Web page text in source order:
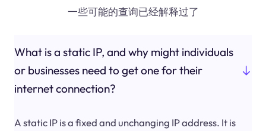
一些可能的查询已经解释过了
What is a static IP, and why might individuals
or businesses need to get one for their
internet connection?
A static IP is a fixed and unchanging IP address. It is